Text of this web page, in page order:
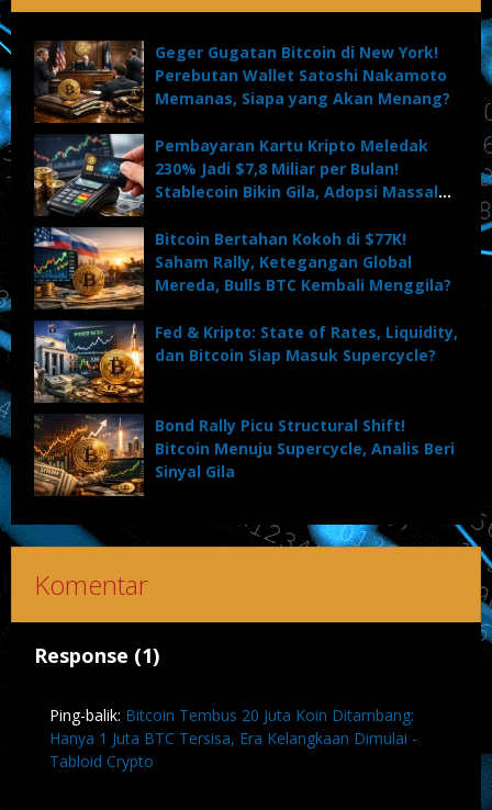
Geger Gugatan Bitcoin di New York!
Perebutan Wallet Satoshi Nakamoto
Memanas, Siapa yang Akan Menang?
Pembayaran Kartu Kripto Meledak
230% Jadi $7,8 Miliar per Bulan!
Stablecoin Bikin Gila, Adopsi Massal
Bitcoin Bertahan Kokoh di $77K!
Saham Rally, Ketegangan Global
Mereda, Bulls BTC Kembali Menggila?
Fed & Kripto: State of Rates, Liquidity,
dan Bitcoin Siap Masuk Supercycle?
Bond Rally Picu Structural Shift!
Bitcoin Menuju Supercycle, Analis Beri
Sinyal Gila
Komentar
Response (1)
Ping-balik: Bitcoin Tembus 20 Juta Koin Ditambang:
Hanya 1 Juta BTC Tersisa, Era Kelangkaan Dimulai -
Tabloid Crypto